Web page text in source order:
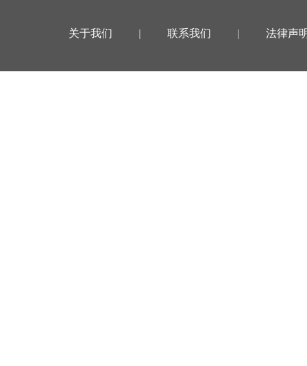
关于我们 | 联系我们 | 法律声